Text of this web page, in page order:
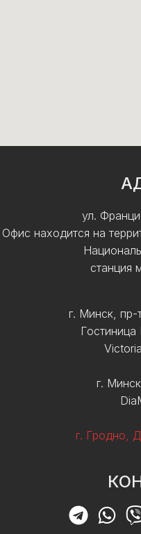
ул.
Офис находится на
станция
г. Минск, пр-
Гостиница
г.
г. Гродно,